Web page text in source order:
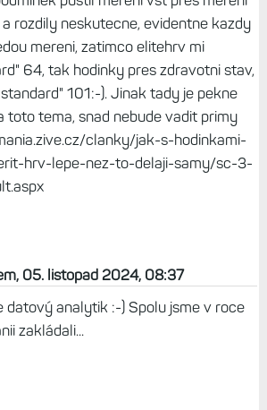
o nějakých 10 ms dole. Což v mém
nějakých 40 %, protože mám jako
35 ms.
2024, 06:46
rano jsem si meril vst jako obvykle
jsem pro zajimavost jeste ihned
pustil mereni vst pres mereni
mereni, zatimco elitehrv mi
standard" 101:-). Jinak tady je pekne
toto tema, snad nebude vadit primy
clanky/jak-s-hodinkami-